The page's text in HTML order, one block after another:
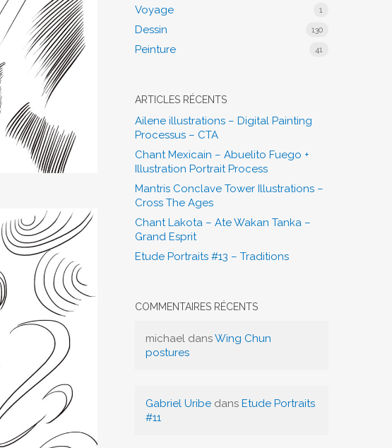
Voyage 1
Dessin 130
Peinture 41
ARTICLES RÉCENTS
Ailene illustrations – Digital Painting
Processus – CTA
Chant Mexicain – Abuelito Fuego +
Illustration Portrait Process
Mantris Conclave Tower Illustrations –
Cross The Ages
Chant Lakota – Ate Wakan Tanka –
Grand Esprit
Etude Portraits #13 – Traditions
COMMENTAIRES RÉCENTS
michael dansWing Chun
postures
Gabriel Uribe dansEtude Portraits
#11